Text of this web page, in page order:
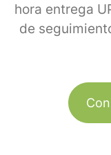
hora entrega
de